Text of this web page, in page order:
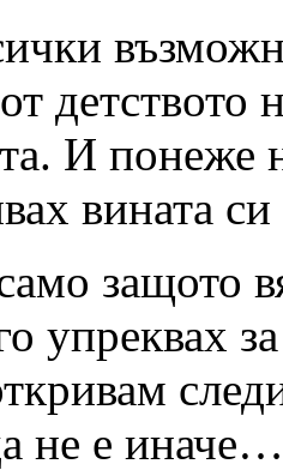
детството
И понеже
вината
защото
упреквах
не е